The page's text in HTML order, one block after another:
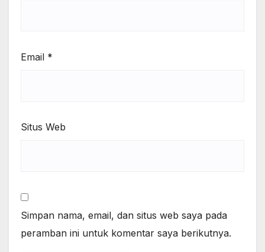
Email *
Situs Web
Simpan nama, email, dan situs web saya pada
peramban ini untuk komentar saya berikutnya.